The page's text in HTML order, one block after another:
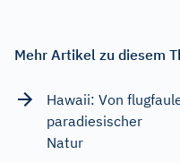
Mehr Artikel zu diesem
Hawaii: Von
paradiesischer
Natur